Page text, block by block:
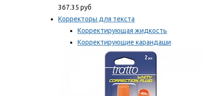
367.35 руб
Корректоры для текста
Корректирующая жидкость
Корректирующие карандаши
Корректирующие ленты
Мы рекомендуем